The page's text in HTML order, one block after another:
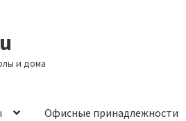
и дома
Офисные принадлежности